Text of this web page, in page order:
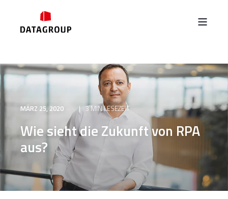
MÄRZ 25, 2020 3 MIN LESEZEIT
Wie sieht die Zukunft von RPA
aus?